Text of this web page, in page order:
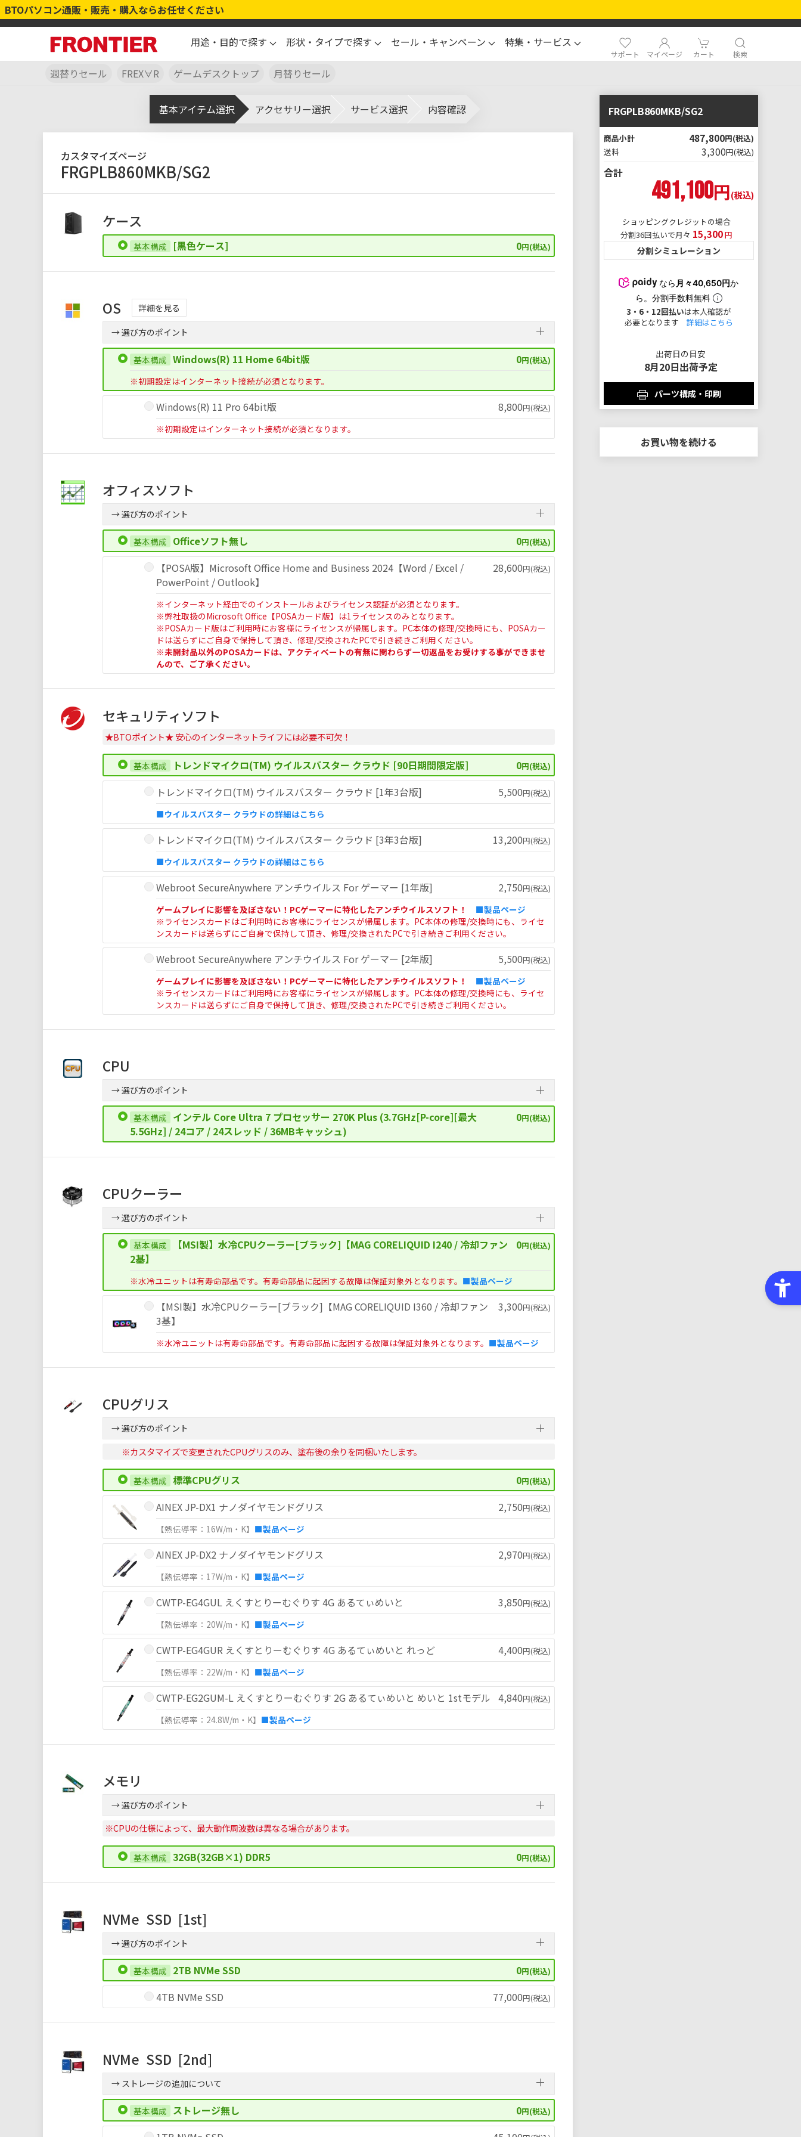
BTOパソコン通販・販売・購入ならお任せください
サポート マイページ カート 検索
用途・目的で探す 形状・タイプで探す セール・キャンペーン 特集・サービス
週替りセール FREX∀R ゲームデスクトップ 月替りセール
基本アイテム選択 アクセサリー選択 サービス選択 内容確認
カスタマイズページ
FRGPLB860MKB/SG2
ケース
[黒色ケース] 0円(税込)
OS 詳細を見る
→ 選び方のポイント
Windows(R) 11 Home 64bit版 0円(税込)
※初期設定はインターネット接続が必須となります。
Windows(R) 11 Pro 64bit版 8,800円(税込)
※初期設定はインターネット接続が必須となります。
オフィスソフト
→ 選び方のポイント
Officeソフト無し 0円(税込)
【POSA版】Microsoft Office Home and Business 2024【Word / Excel /
PowerPoint / Outlook】
28,600円(税込)
※インターネット経由でのインストールおよびライセンス認証が必須となります。
※弊社取扱のMicrosoft Office【POSAカード版】は1ライセンスのみとなります。
※POSAカード版はご利用時にお客様にライセンスが帰属します。PC本体の修理/交換時にも、POSAカー
ドは送らずにご自身で保持して頂き、修理/交換されたPCで引き続きご利用ください。
※未開封品以外のPOSAカードは、アクティベートの有無に関わらず一切返品をお受けする事ができませ
んので、ご了承ください。
セキュリティソフト
★BTOポイント★ 安心のインターネットライフには必要不可欠！
トレンドマイクロ(TM) ウイルスバスター クラウド [90日期間限定版] 0円(税込)
トレンドマイクロ(TM) ウイルスバスター クラウド [1年3台版] 5,500円(税込)
■ウイルスバスター クラウドの詳細はこちら
トレンドマイクロ(TM) ウイルスバスター クラウド [3年3台版] 13,200円(税込)
■ウイルスバスター クラウドの詳細はこちら
Webroot SecureAnywhere アンチウイルス For ゲーマー [1年版] 2,750円(税込)
ゲームプレイに影響を及ぼさない！PCゲーマーに特化したアンチウイルスソフト！
■製品ページ
※ライセンスカードはご利用時にお客様にライセンスが帰属します。PC本体の修理/交換時にも、ライセ
ンスカードは送らずにご自身で保持して頂き、修理/交換されたPCで引き続きご利用ください。
Webroot SecureAnywhere アンチウイルス For ゲーマー [2年版] 5,500円(税込)
ゲームプレイに影響を及ぼさない！PCゲーマーに特化したアンチウイルスソフト！
■製品ページ
※ライセンスカードはご利用時にお客様にライセンスが帰属します。PC本体の修理/交換時にも、ライセ
ンスカードは送らずにご自身で保持して頂き、修理/交換されたPCで引き続きご利用ください。
CPU
→ 選び方のポイント
インテル Core Ultra 7 プロセッサー 270K Plus (3.7GHz[P-core][最大
5.5GHz] / 24コア / 24スレッド / 36MBキャッシュ)
0円(税込)
CPUクーラー
→ 選び方のポイント
【MSI製】水冷CPUクーラー[ブラック]【MAG CORELIQUID I240 / 冷却ファン
2基】
0円(税込)
※水冷ユニットは有寿命部品です。有寿命部品に起因する故障は保証対象外となります。 ■製品ページ
【MSI製】水冷CPUクーラー[ブラック]【MAG CORELIQUID I360 / 冷却ファン
3基】
3,300円(税込)
※水冷ユニットは有寿命部品です。有寿命部品に起因する故障は保証対象外となります。 ■製品ページ
CPUグリス
→ 選び方のポイント
※カスタマイズで変更されたCPUグリスのみ、塗布後の余りを同梱いたします。
標準CPUグリス 0円(税込)
AINEX JP-DX1 ナノダイヤモンドグリス 2,750円(税込)
【熱伝導率：16W/m・K】 ■製品ページ
AINEX JP-DX2 ナノダイヤモンドグリス 2,970円(税込)
【熱伝導率：17W/m・K】 ■製品ページ
CWTP-EG4GUL えくすとりーむぐりす 4G あるてぃめいと 3,850円(税込)
【熱伝導率：20W/m・K】 ■製品ページ
CWTP-EG4GUR えくすとりーむぐりす 4G あるてぃめいと れっど 4,400円(税込)
【熱伝導率：22W/m・K】 ■製品ページ
CWTP-EG2GUM-L えくすとりーむぐりす 2G あるてぃめいと めいと 1stモデル 4,840円(税込)
【熱伝導率：24.8W/m・K】 ■製品ページ
メモリ
→ 選び方のポイント
※CPUの仕様によって、最大動作周波数は異なる場合があります。
32GB(32GB×1) DDR5 0円(税込)
NVMe SSD [1st]
→ 選び方のポイント
2TB NVMe SSD 0円(税込)
4TB NVMe SSD 77,000円(税込)
NVMe SSD [2nd]
→ ストレージの追加について
ストレージ無し 0円(税込)
FRGPLB860MKB/SG2
商品小計 487,800円(税込)
送料
3,300円(税込)
合計
491,100円
ショッピングクレジットの場合
分割36回払いで月々 15,300円
分割シミュレーション
なら 月々40,650円か
ら。分割手数料無料
3・6・12回払いは本人確認が
必要となります 詳細はこちら
出荷日の目安
8月20日出荷予定
パーツ構成・印刷
お買い物を続ける